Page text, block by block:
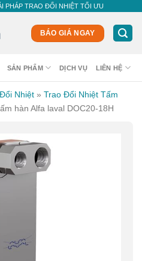
PHÁP TRAO ĐỔI NHIỆT TỐI ƯU
BÁO GIÁ NGAY
SẢN PHẨM DỊCH VỤ LIÊN HỆ
Nhiệt » Trao Đổi Nhiệt Tấm
hàn Alfa laval DOC20-18H